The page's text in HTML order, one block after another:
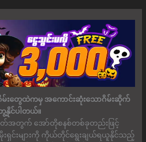
မ်းတွေထဲကမှ အကောင်းဆုံးသောဂိမ်းဆိုက်
နိုင်ပါတယ်။
အတွက် အော်တိုစနစ်တစ်ခုတည်းဖြင့်
မိုးရှင်းများကို ကိုယ်တိုင်ရွေးချယ်ရယူနိုင်သည့်